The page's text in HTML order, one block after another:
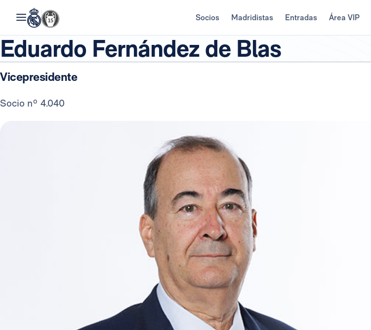
Socios Madridistas Entradas Área VIP
Eduardo Fernández de Blas
Vicepresidente
Socio nº 4.040